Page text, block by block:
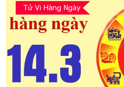
Tử Vi Hàng Ngày